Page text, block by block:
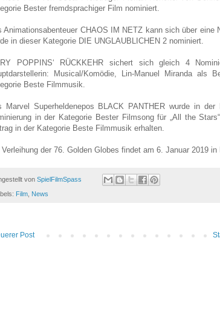
Bester fremdsprachiger Film nominiert.
Animationsabenteuer CHAOS IM NETZ kann sich über
in dieser Kategorie DIE UNGLAUBLICHEN 2 nominiert.
POPPINS‘ RÜCKKEHR sichert sich gleich 4
Musical/Komödie, Lin-Manuel Miranda als
Beste Filmmusik.
Marvel Superheldenepos BLACK PANTHER wurde in
in der Kategorie Bester Filmsong für „All the
in der Kategorie Beste Filmmusik erhalten.
Verleihung der 76. Golden Globes findet am 6. Januar 2019
von SpielFilmSpass
Film, News
Post